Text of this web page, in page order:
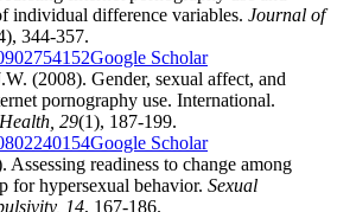
individual difference variables. Journal of
344-357.
Google Scholar
(2008). Gender, sexual affect, and
pornography use. International.
29(1), 187-199.
Google Scholar
readiness to change among
for hypersexual behavior. Sexual
14, 167-186.